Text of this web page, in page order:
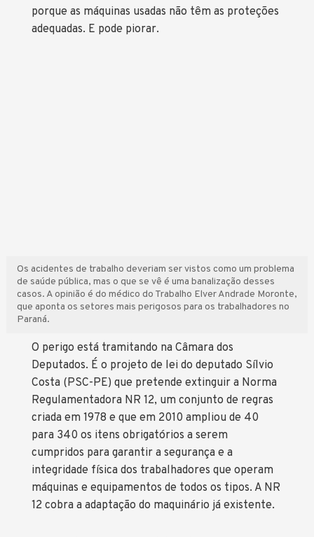
porque as máquinas usadas não têm as proteções
adequadas. E pode piorar.
Os acidentes de trabalho deveriam ser vistos como um problema
de saúde pública, mas o que se vê é uma banalização desses
casos. A opinião é do médico do Trabalho Elver Andrade Moronte,
que aponta os setores mais perigosos para os trabalhadores no
Paraná.
O perigo está tramitando na Câmara dos
Deputados. É o projeto de lei do deputado Sílvio
Costa (PSC-PE) que pretende extinguir a Norma
Regulamentadora NR 12, um conjunto de regras
criada em 1978 e que em 2010 ampliou de 40
para 340 os itens obrigatórios a serem
cumpridos para garantir a segurança e a
integridade física dos trabalhadores que operam
máquinas e equipamentos de todos os tipos. A NR
12 cobra a adaptação do maquinário já existente.